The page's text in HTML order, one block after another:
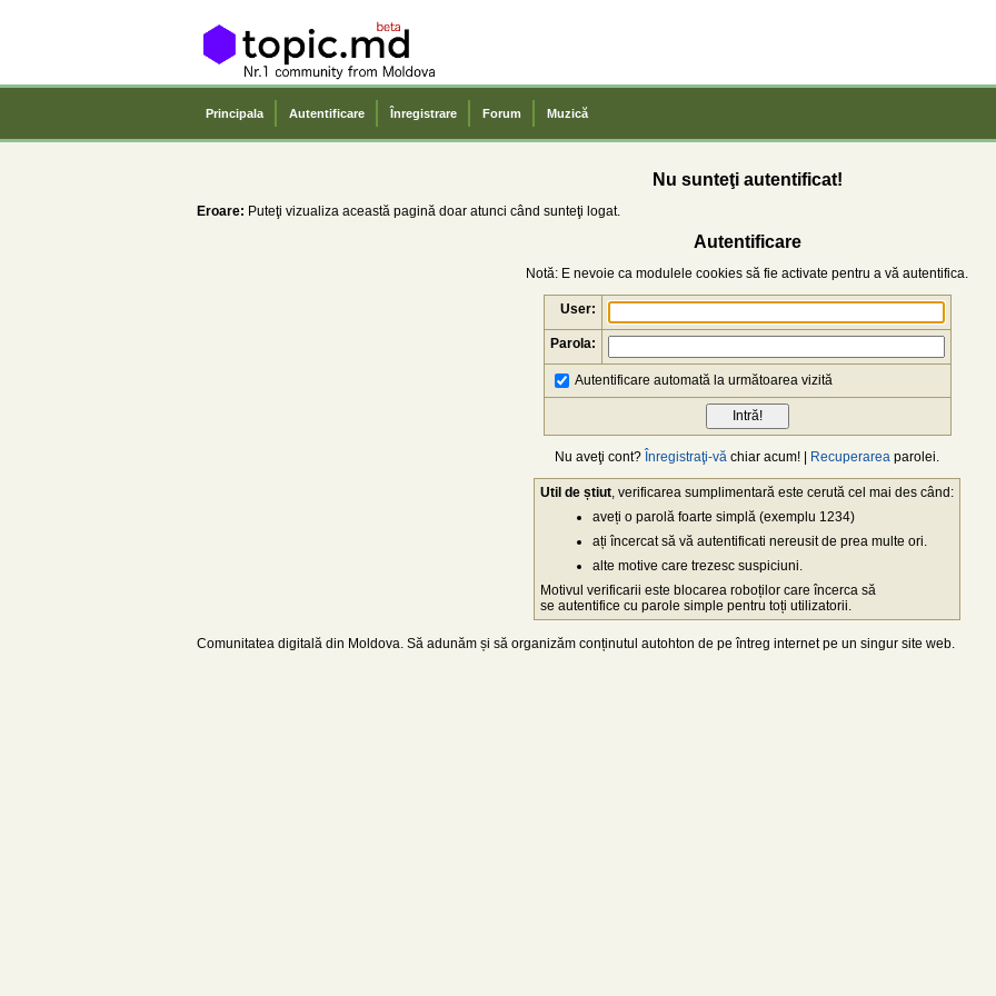
Principala Autentificare Înregistrare Forum Muzică
Nu sunteţi autentificat!
Eroare: Puteţi vizualiza această pagină doar atunci când sunteţi logat.
Autentificare
Notă: E nevoie ca modulele cookies să fie activate pentru a vă autentifica.
User:
Parola:
Autentificare automată la următoarea vizită
Nu aveţi cont? Înregistraţi-vă chiar acum! | Recuperarea parolei.
Util de știut , verificarea sumplimentară este cerută cel mai des când:
aveți o parolă foarte simplă (exemplu 1234)
ați încercat să vă autentificati nereusit de prea multe ori.
alte motive care trezesc suspiciuni.
Motivul verificarii este blocarea roboților care încerca să
se autentifice cu parole simple pentru toți utilizatorii.
Comunitatea digitală din Moldova. Să adunăm și să organizăm conținutul autohton de pe întreg internet pe un singur site web.